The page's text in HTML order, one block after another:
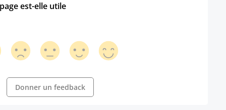
est-elle utile
Donner un feedback